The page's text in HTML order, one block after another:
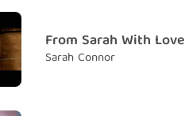
your mind
em suy nghĩ lại
say goodbye
và đừng nói lời tạm biệt
than that
From Sarah With Love
Sarah Connor